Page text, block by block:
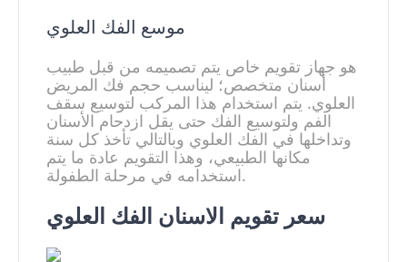
موسع الفك العلوي
هو جهاز تقويم خاص يتم تصميمه من قبل طبيب
أسنان متخصص؛ ليناسب حجم فك المريض
العلوي. يتم استخدام هذا المركب لتوسيع سقف
الفم ولتوسيع الفك حتى يقل ازدحام الأسنان
وتداخلها في الفك العلوي وبالتالي تأخذ كل سنة
مكانها الطبيعي، وهذا التقويم عادة ما يتم
استخدامه في مرحلة الطفولة.